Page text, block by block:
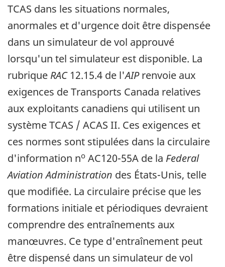
TCAS dans les situations normales,
anormales et d'urgence doit être dispensée
dans un simulateur de vol approuvé
lorsqu'un tel simulateur est disponible. La
rubrique RAC12.15.4 de l'AIPrenvoie aux
exigences de Transports Canada relatives
aux exploitants canadiens qui utilisent un
système TCAS / ACAS II. Ces exigences et
ces normes sont stipulées dans la circulaire
d'information no AC120-55A de la Federal
Aviation Administration des États-Unis, telle
que modifiée. La circulaire précise que les
formations initiale et périodiques devraient
comprendre des entraînements aux
manœuvres. Ce type d'entraînement peut
être dispensé dans un simulateur de vol